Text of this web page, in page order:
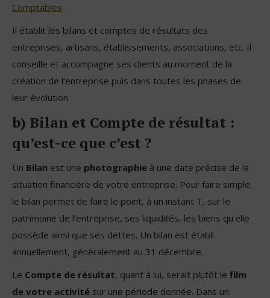
Comptables.
Il établit les bilans et comptes de résultats des
entreprises, artisans, établissements, associations, etc. Il
conseille et accompagne ses clients au moment de la
création de l’entreprise puis dans toutes les phases de
leur évolution.
b) Bilan et Compte de résultat :
qu’est-ce que c’est ?
Un Bilan est une photographie à une date précise de la
situation financière de votre entreprise. Pour faire simple,
le bilan permet de faire le point, à un instant T, sur le
patrimoine de l’entreprise, ses liquidités, les biens qu’elle
possède ainsi que ses dettes. Un bilan est établi
annuellement, généralement au 31 décembre.
Le Compte de résultat, quant à lui, serait plutôt le film
de votre activité sur une période donnée. Dans un